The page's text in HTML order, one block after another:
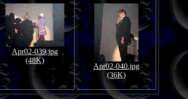
Apr02-039.jpg
(48K)
Apr02-040.jpg
(36K)